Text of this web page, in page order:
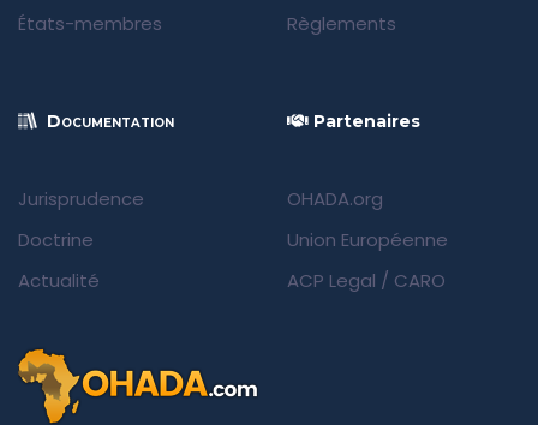
États-membres
Règlements
Documentation
Jurisprudence
Doctrine
Actualité
Partenaires
OHADA.org
Union Européenne
ACP Legal / CARO